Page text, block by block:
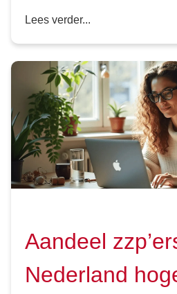
Lees verder...
Aandeel
Nederland